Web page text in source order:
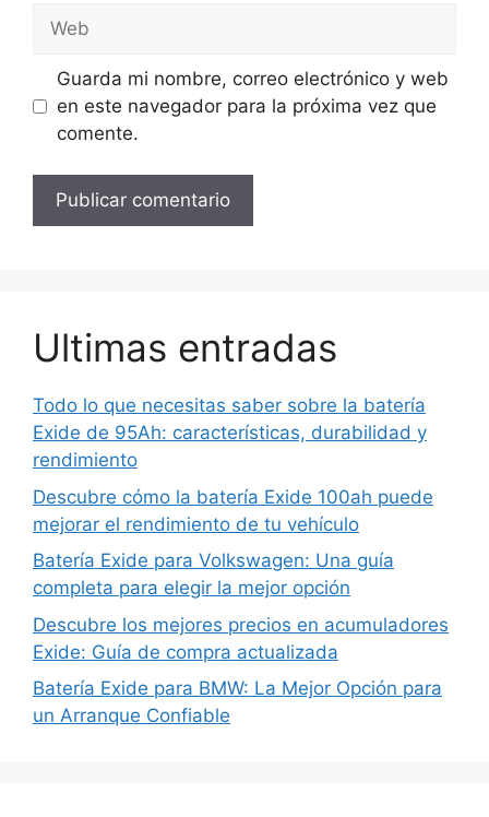
Guarda mi nombre, correo electrónico y web
en este navegador para la próxima vez que
comente.
Ultimas entradas
Todo lo que necesitas saber sobre la batería
Exide de 95Ah: características, durabilidad y
rendimiento
Descubre cómo la batería Exide 100ah puede
mejorar el rendimiento de tu vehículo
Batería Exide para Volkswagen: Una guía
completa para elegir la mejor opción
Descubre los mejores precios en acumuladores
Exide: Guía de compra actualizada
Batería Exide para BMW: La Mejor Opción para
un Arranque Confiable